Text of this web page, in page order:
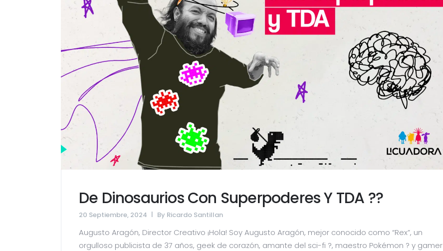
De Dinosaurios Con Superpoderes Y TDA ??
20 Septiembre, 2024 By Ricardo Santillan
Augusto Aragón, Director Creativo ¡Hola! Soy Augusto Aragón, mejor conocido como “Rex”, un
orgulloso publicista de 37 años, geek de corazón, amante del sci-fi ?, maestro Pokémon ? y gamer